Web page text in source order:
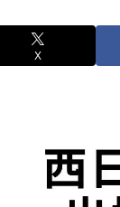
X